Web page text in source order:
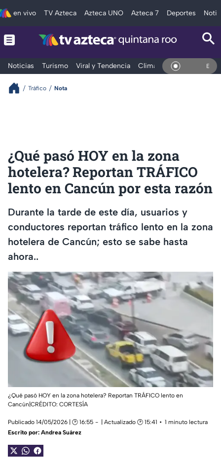
en vivo TV Azteca Azteca UNO Azteca 7 Deportes
Noticias Turismo Viral y Tendencia Clima Tráfico En Vivo
Tráfico Nota
¿Qué pasó HOY en la zona
hotelera? Reportan TRÁFICO
lento en Cancún por esta razón
Durante la tarde de este día, usuarios y
conductores reportan tráfico lento en la zona
hotelera de Cancún; esto se sabe hasta
ahora..
¿Qué pasó HOY en la zona hotelera? Reportan TRÁFICO lento en
Cancún|CRÉDITO: CORTESÍA
Publicado 14/05/2026 | 🕑 16:55 | Actualizado 🕑 15:41
1 minuto lectura
Escrito por: Andrea Suárez